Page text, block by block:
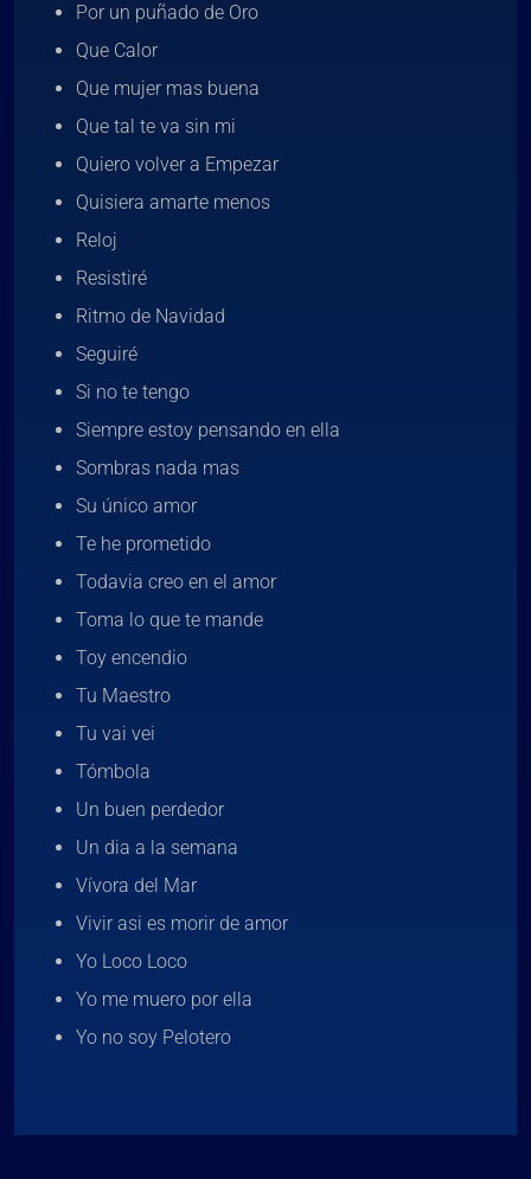
Por un puñado de Oro
Que Calor
Que mujer mas buena
Que tal te va sin mi
Quiero volver a Empezar
Quisiera amarte menos
Reloj
Resistiré
Ritmo de Navidad
Seguiré
Si no te tengo
Siempre estoy pensando en ella
Sombras nada mas
Su único amor
Te he prometido
Todavia creo en el amor
Toma lo que te mande
Toy encendio
Tu Maestro
Tu vai vei
Tómbola
Un buen perdedor
Un dia a la semana
Vívora del Mar
Vivir asi es morir de amor
Yo Loco Loco
Yo me muero por ella
Yo no soy Pelotero